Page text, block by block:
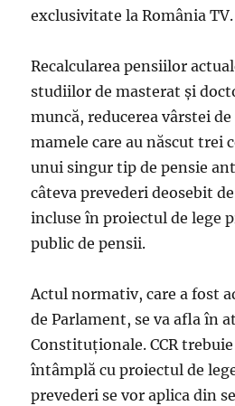
exclusivitate la România TV.
Recalcularea pensiilor
studiilor de masterat şi
muncă, reducerea vârstei
mamele care au născut trei
unui singur tip de pensie
câteva prevederi deosebit
incluse în proiectul de lege
public de pensii.
Actul normativ, care a fost
de Parlament, se va afla în
Constituţionale. CCR trebuie
întâmplă cu proiectul de
prevederi se vor aplica din